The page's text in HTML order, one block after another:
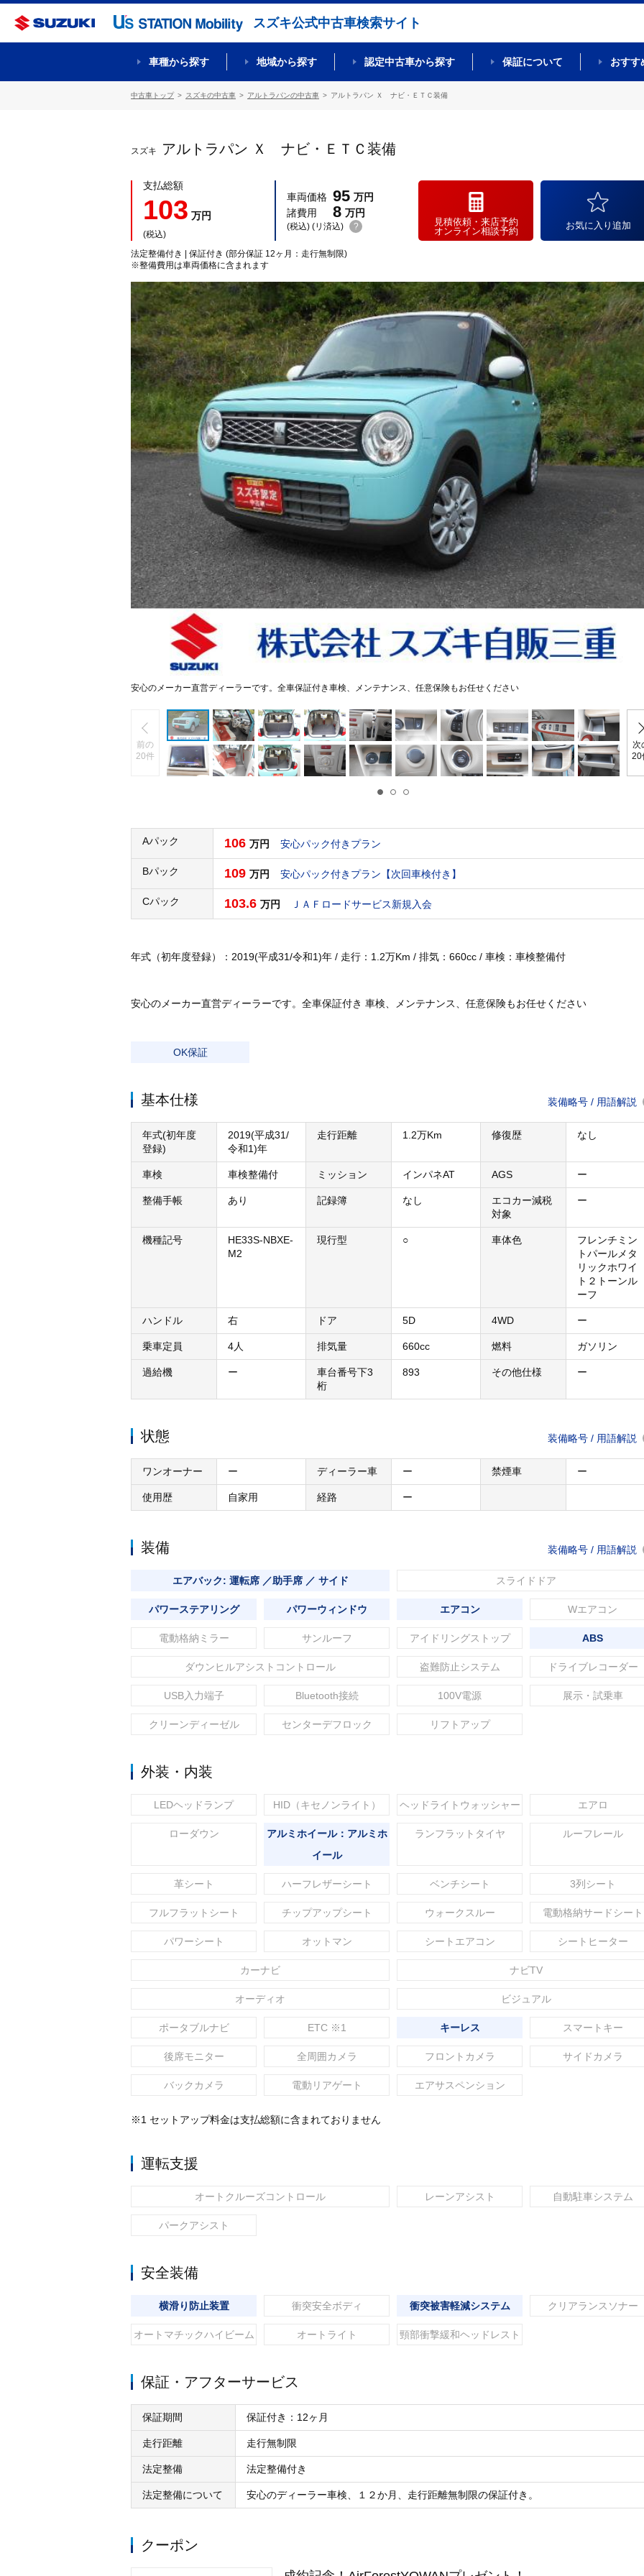
スズキ公式中古車検索サイト
車種から探す 地域から探す 認定中古車から探す 保証について おすす
中古車トップ スズキの中古車 アルトラパンの中古車 アルトラパン Ｘ ナビ・ＥＴＣ装備
スズキ アルトラパン Ｘ ナビ・ＥＴＣ装備
支払総額
103 万円
(税込)
車両価格 95 万円
諸費用
8 万円
(税込) (リ済込) ?
法定整備付き | 保証付き (部分保証 12ヶ月：走行無制限)
※整備費用は車両価格に含まれます
見積依頼・来店予約
オンライン相談予約
お気に入り追加
安心のメーカー直営ディーラーです。全車保証付き車検、メンテナンス、任意保険もお任せください
前の
20件
次
20
Aパック 106 万円 安心パック付きプラン
Bパック 109 万円 安心パック付きプラン【次回車検付き】
Cパック 103.6 万円 ＪＡＦロードサービス新規入会
年式（初年度登録）：2019(平成31/令和1)年 / 走行：1.2万Km / 排気：660cc / 車検：車検整備付
安心のメーカー直営ディーラーです。全車保証付き 車検、メンテナンス、任意保険もお任せください
OK保証
基本仕様 装備略号 / 用語解説
年式(初年度
登録)
2019(平成31/
令和1)年
走行距離 1.2万Km 修復歴 なし
車検 車検整備付 ミッション インパネAT AGS ー
整備手帳 あり 記録簿 なし
エコカー減税
対象
ー
機種記号
HE33S-NBXE-
M2
現行型 ○ 車体色
フレンチミン
トパールメタ
リックホワイ
ト２トーンル
ーフ
ハンドル 右 ドア 5D 4WD ー
乗車定員 4人 排気量 660cc 燃料 ガソリン
過給機 ー
車台番号下3
桁
893 その他仕様 ー
状態 装備略号 / 用語解説
ワンオーナー ー ディーラー車 ー 禁煙車 ー
使用歴 自家用 経路 ー
装備 装備略号 / 用語解説
エアバック: 運転席 ／助手席 ／ サイド スライドドア
パワーステアリング パワーウィンドウ エアコン Wエアコン
電動格納ミラー サンルーフ アイドリングストップ ABS
ダウンヒルアシストコントロール 盗難防止システム ドライブレコーダー
USB入力端子 Bluetooth接続 100V電源 展示・試乗車
クリーンディーゼル センターデフロック リフトアップ
外装・内装
LEDヘッドランプ HID（キセノンライト） ヘッドライトウォッシャー エアロ
ローダウン
アルミホイール：アルミホ
イール
ランフラットタイヤ ルーフレール
革シート ハーフレザーシート ベンチシート 3列シート
フルフラットシート チップアップシート ウォークスルー 電動格納サードシート
パワーシート オットマン シートエアコン シートヒーター
カーナビ ナビTV
オーディオ ビジュアル
ポータブルナビ ETC ※1 キーレス スマートキー
後席モニター 全周囲カメラ フロントカメラ サイドカメラ
バックカメラ 電動リアゲート エアサスペンション
※1 セットアップ料金は支払総額に含まれておりません
運転支援
オートクルーズコントロール レーンアシスト 自動駐車システム
パークアシスト
安全装備
横滑り防止装置 衝突安全ボディ 衝突被害軽減システム クリアランスソナー
オートマチックハイビーム オートライト 頸部衝撃緩和ヘッドレスト
保証・アフターサービス
保証期間 保証付き：12ヶ月
走行距離 走行無制限
法定整備 法定整備付き
法定整備について 安心のディーラー車検、１２か月、走行距離無制限の保証付き。
クーポン